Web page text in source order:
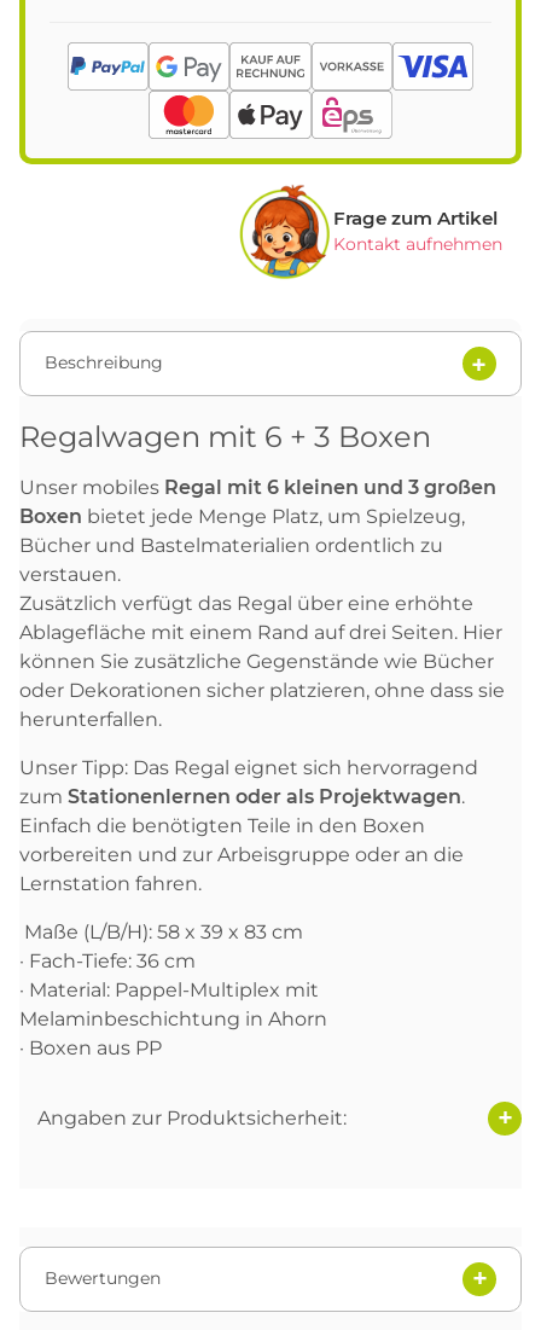
Frage zum Artikel
Kontakt aufnehmen
Beschreibung
Regalwagen mit 6 + 3 Boxen
Unser mobiles Regal mit 6 kleinen und 3 großen
Boxen bietet jede Menge Platz, um Spielzeug,
Bücher und Bastelmaterialien ordentlich zu
verstauen.
Zusätzlich verfügt das Regal über eine erhöhte
Ablagefläche mit einem Rand auf drei Seiten. Hier
können Sie zusätzliche Gegenstände wie Bücher
oder Dekorationen sicher platzieren, ohne dass sie
herunterfallen.
Unser Tipp: Das Regal eignet sich hervorragend
zum Stationenlernen oder als Projektwagen.
Einfach die benötigten Teile in den Boxen
vorbereiten und zur Arbeisgruppe oder an die
Lernstation fahren.
Maße (L/B/H): 58 x 39 x 83 cm
· Fach-Tiefe: 36 cm
· Material: Pappel-Multiplex mit
Melaminbeschichtung in Ahorn
· Boxen aus PP
Angaben zur Produktsicherheit:
Bewertungen